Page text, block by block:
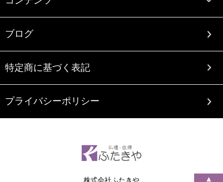
ブログ
特定商に基づく表記
プライバシーポリシー
株式会社ふたきや ▲